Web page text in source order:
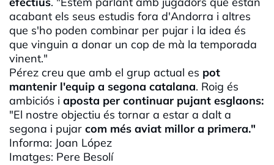
acabant els seus estudis fora d'Andorra i altres
que s'ho poden combinar per pujar i la idea és
que vinguin a donar un cop de mà la temporada
vinent."
Pérez creu que amb el grup actual es pot
mantenir l'equip a segona catalana. Roig és
ambiciós i aposta per continuar pujant esglaons:
"El nostre objectiu és tornar a estar a dalt a
segona i pujar com més aviat millor a primera."
Informa: Joan López
Imatges: Pere Besolí